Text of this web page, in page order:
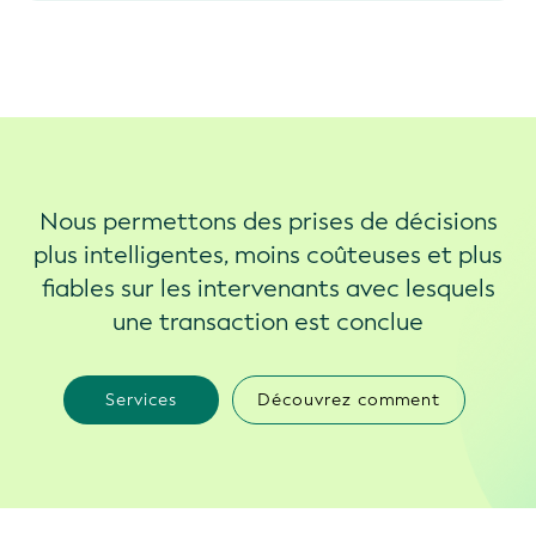
Nous permettons des prises de décisions
plus intelligentes, moins coûteuses et plus
fiables sur les intervenants avec lesquels
une transaction est conclue
Services Découvrez comment